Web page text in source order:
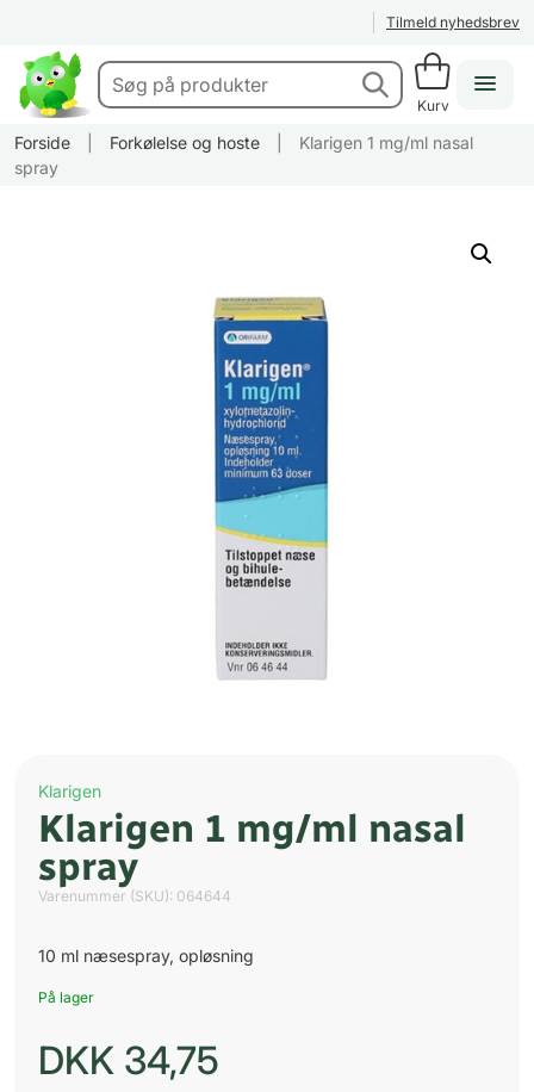
Tilmeld nyhedsbrev
Kurv
Forside Forkølelse og hoste
Klarigen 1 mg/ml nasal
spray
Klarigen
Klarigen 1 mg/ml nasal
spray
Varenummer (SKU): 064644
10 ml næsespray, opløsning
På lager
DKK 34,75